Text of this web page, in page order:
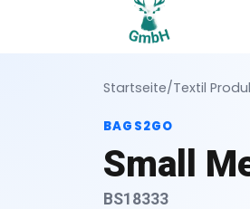
Startseite/Textil
BAGS2GO
Small
BS18333